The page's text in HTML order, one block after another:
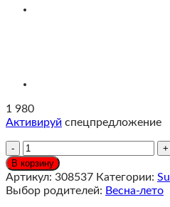
1 980
Активируй спецпредложение
Количество
Солнцезащитные
очки
Suavinex
В корзину
Артикул: 308537 Категории:
Выбор родителей: Весна-лето